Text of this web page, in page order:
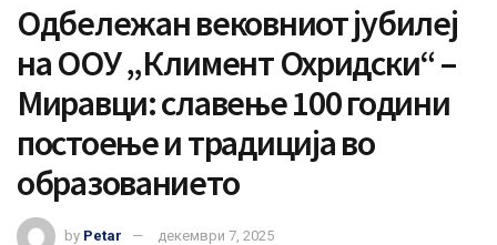
Одбележан вековниот јубилеј
на ООУ „Климент Охридски“ –
Миравци: славење 100 години
постоење и традиција во
образованието
by Petar декември 7, 2025